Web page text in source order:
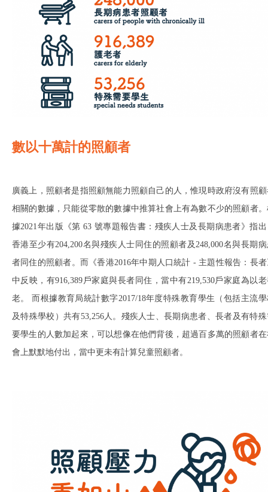
數以十萬計的照顧者
廣義上，照顧者是指照顧無能力照顧自己的人，惟現時政府沒有照
相關的數據，只能從零散的數據中推算社會上有為數不少的照顧者
據2021年出版《第 63 號專題報告書：殘疾人士及長期病患者》指
香港至少有204,200名與殘疾人士同住的照顧者及248,000名與長期
者同住的照顧者。而《香港2016年中期人口統計 - 主題性報告：長
中反映，有916,389戶家庭與長者同住，當中有219,530戶家庭為以
老。 而根據教育局統計數字2017/18年度特殊教育學生（包括主流
及特殊學校）共有53,256人。殘疾人士、長期病患者、長者及有特
要學生的人數加起來，可以想像在他們背後，超過百多萬的照顧者
會上默默地付出，當中更未有計算兒童照顧者。